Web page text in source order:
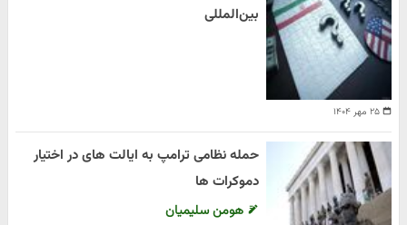
۲۵ مهر ۱۴۰۴
بین‌المللی
حمله نظامی ترامپ به ایالت های در اختیار
دموکرات ها
هومن سلیمیان